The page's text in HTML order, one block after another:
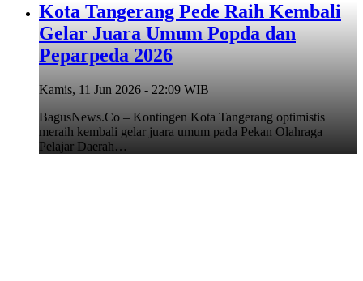
Kota Tangerang Pede Raih Kembali
Gelar Juara Umum Popda dan
Peparpeda 2026
Kamis, 11 Jun 2026 - 22:09 WIB
BagusNews.Co – Kontingen Kota Tangerang optimistis
meraih kembali gelar juara umum pada Pekan Olahraga
Pelajar Daerah…